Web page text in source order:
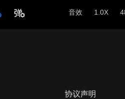
音效 1.0X
协议声明